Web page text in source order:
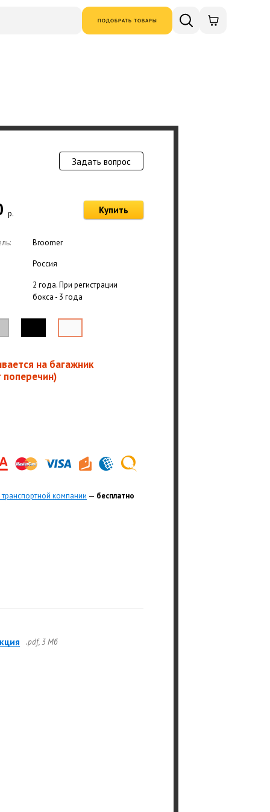
ПОДОБРАТЬ ТОВАРЫ
Задать вопрос
р. Купить
Broomer
Россия
2 года. При регистрации
бокса - 3 года
на багажник
поперечин)
компании — бесплатно
.pdf, 3 Мб